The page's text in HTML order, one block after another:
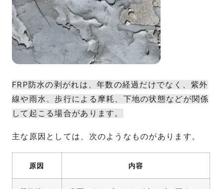
FRP防水の剥がれは、年数の経過だけでなく、紫外
線や雨水、歩行による摩耗、下地の状態などが関係
して起こる場合があります。
主な原因としては、次のようなものがあります。
原因 内容